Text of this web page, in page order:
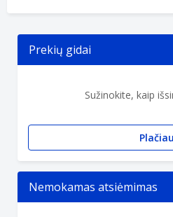
Prekių gidai
Sužinokite, kaip
Plačiau
Nemokamas atsiėmimas